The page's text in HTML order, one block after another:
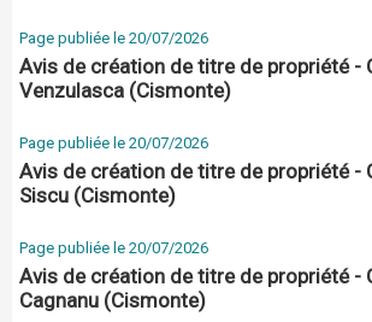
Page publiée le 20/07/2026
Avis de création de titre de propriété -
Venzulasca (Cismonte)
Page publiée le 20/07/2026
Avis de création de titre de propriété -
Siscu (Cismonte)
Page publiée le 20/07/2026
Avis de création de titre de propriété -
Cagnanu (Cismonte)